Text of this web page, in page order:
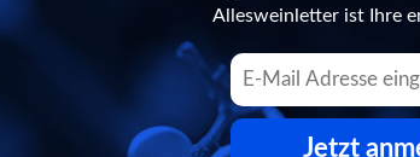
Allesweinletter ist Ihre
Jetzt